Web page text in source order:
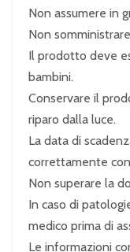
Non assumere in
Non
Il prodotto deve
bambini.
Conservare il
riparo dalla luce.
La data di
correttamente
Non superare la
In caso di
medico prima di
Le informazioni